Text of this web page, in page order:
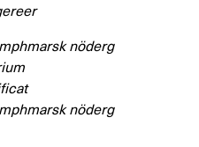
nöderg
nöderg